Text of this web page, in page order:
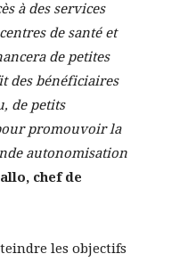
à des services
de santé et
de petites
des bénéficiaires
de petits
promouvoir la
autonomisation
chef de
les objectifs